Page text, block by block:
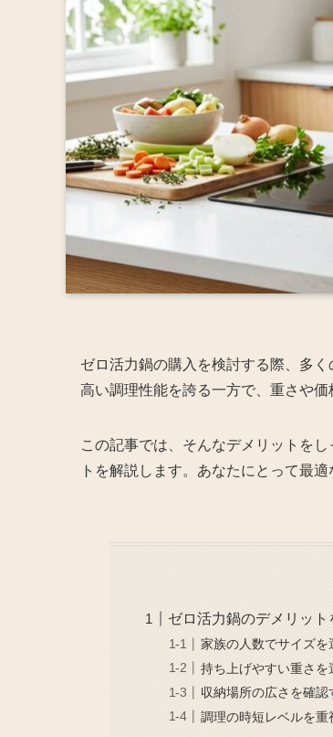
ゼロ活力鍋の購入を検討する際、多
高い調理性能を誇る一方で、重さや
この記事では、そんなデメリットを
トを解説します。あなたにとって最
ゼロ活力鍋のデメリッ
家族の人数でサイズを
持ち上げやすい重さを
収納場所の広さを確認
調理の時短レベルを重